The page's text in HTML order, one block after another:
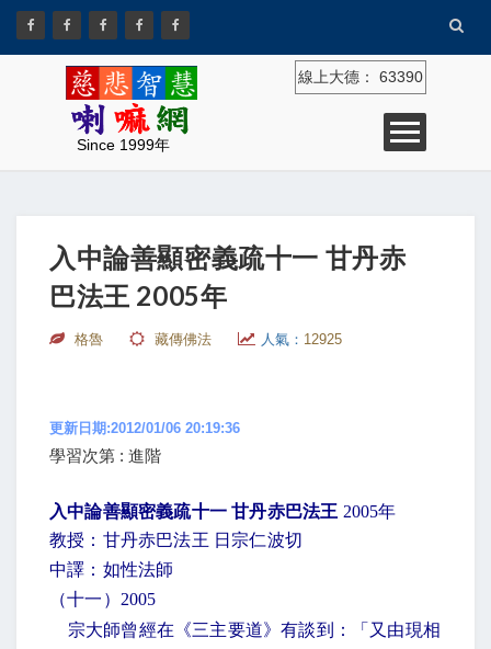
Since 1999年
線上大德： 63390
入中論善顯密義疏十一 甘丹赤
巴法王 2005年
格魯 藏傳佛法 人氣： 12925
更新日期:2012/01/06 20:19:36
學習次第 : 進階
入中論善顯密義疏十一 甘丹赤巴法王 2005年
教授：甘丹赤巴法王 日宗仁波切
中譯：如性法師
（十一） 2005
宗大師曾經在《三主要道》有談到：「又由現相